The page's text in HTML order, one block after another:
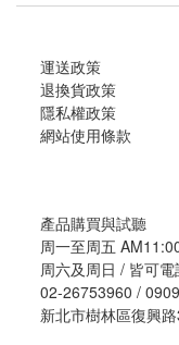
運送政策
退換貨政策
隱私權政策
網站使用條款
產品購買與試聽
周一至周五
周六及周日 / 皆可電
02-26753960 /
新北市樹林區復興